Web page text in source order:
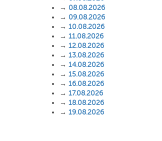
→ 08.08.2026
→ 09.08.2026
→ 10.08.2026
→ 11.08.2026
→ 12.08.2026
→ 13.08.2026
→ 14.08.2026
→ 15.08.2026
→ 16.08.2026
→ 17.08.2026
→ 18.08.2026
→ 19.08.2026